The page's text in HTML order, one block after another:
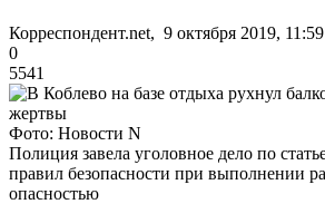
Корреспондент.net, 9 октября 2019, 11:59
0
5541
Фото: Новости N
Полиция завела уголовное дело по
правил безопасности при выполнении
опасностью